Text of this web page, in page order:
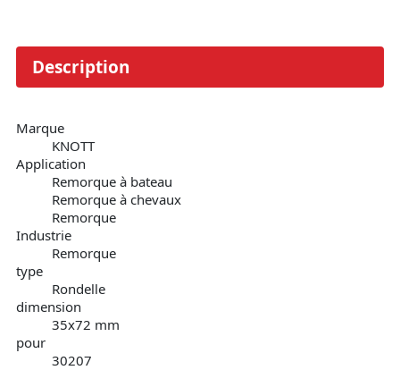
Description
Marque
KNOTT
Application
Remorque à bateau
Remorque à chevaux
Remorque
Industrie
Remorque
type
Rondelle
dimension
35x72 mm
pour
30207